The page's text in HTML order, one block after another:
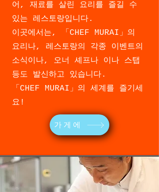
어, 재료를 살린 요리를 즐길 수
있는 레스토랑입니다.
이곳에서는, 「CHEF MURAI」의
요리나, 레스토랑의 각종 이벤트의
소식이나, 오너 셰프나
이나 스탭
등도 발신하고 있습니다.
「CHEF MURAI」의 세계를 즐기세
요!
가게에